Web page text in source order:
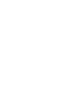
संगोष्ठी